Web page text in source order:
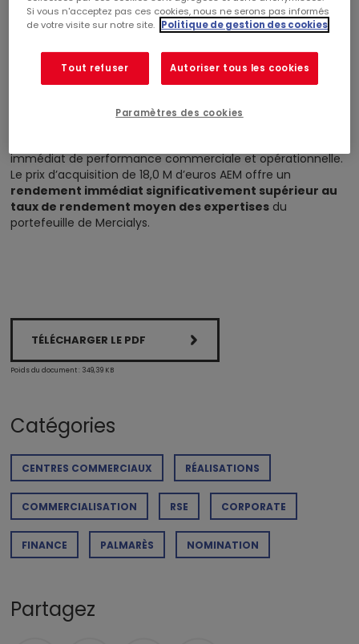
Toulouse Fenouillet , une opération structurante qui
renforce significativement la maîtrise foncière et le
L’actif acquis, comprenant les murs et les parkings
enseignes de premier plan telles queNike, Picard,
immédiat de performance commerciale et opérationnelle.
Le prix d’acquisition de 18,0 M d’euros AEM offre un
rendement immédiat significativement supérieur au
taux de rendement moyen des expertises du
portefeuille de Mercialys.
TÉLÉCHARGER LE PDF
Poids du document : 349,39 KB
Catégories
CENTRES COMMERCIAUX RÉALISATIONS
COMMERCIALISATION RSE CORPORATE
FINANCE PALMARÈS NOMINATION
Partagez
Si vous n'acceptez pas ces cookies, nous ne serons pas informés
de votre visite sur notre site. Politique de gestion des cookies
Tout refuser Autoriser tous les cookies
Paramètres des cookies